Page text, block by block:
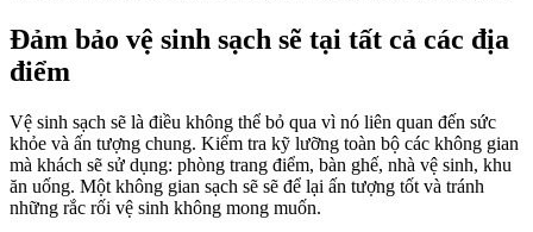
Đảm bảo vệ sinh sạch sẽ tại tất cả các địa
điểm
Vệ sinh sạch sẽ là điều không thể bỏ qua vì nó liên quan đến sức
khỏe và ấn tượng chung. Kiểm tra kỹ lưỡng toàn bộ các không gian
mà khách sẽ sử dụng: phòng trang điểm, bàn ghế, nhà vệ sinh, khu
ăn uống. Một không gian sạch sẽ sẽ để lại ấn tượng tốt và tránh
những rắc rối vệ sinh không mong muốn.